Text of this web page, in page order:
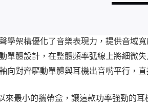
學架構優化了音樂表現力，提供音域
單體設計，在整體頻率弧線上將細微
向對齊驅動單體與耳機出音嘴平行，
來最小的攜帶盒，讓這款功率強勁的耳